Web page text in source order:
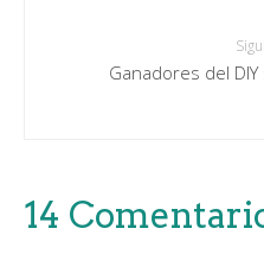
Ganadores del
14